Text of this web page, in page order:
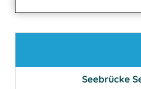
Seebrücke